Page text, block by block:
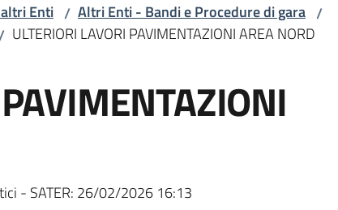
Enti / Altri Enti - Bandi e Procedure di gara /
ULTERIORI LAVORI PAVIMENTAZIONI AREA NORD
- SATER: 26/02/2026 16:13